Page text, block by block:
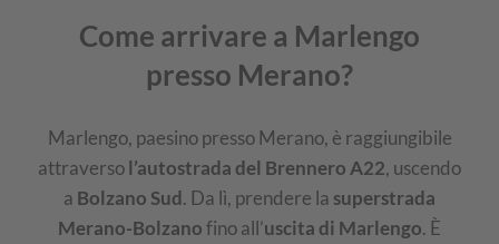
Come arrivare a Marlengo
presso Merano?
Marlengo, paesino presso Merano, è raggiungibile
attraversol’autostrada del Brennero A22, uscendo
a Bolzano Sud. Da lì, prendere la superstrada
Merano-Bolzanofino all’uscita di Marlengo. È